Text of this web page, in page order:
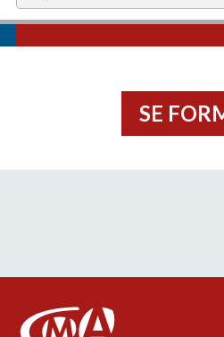
to
SE